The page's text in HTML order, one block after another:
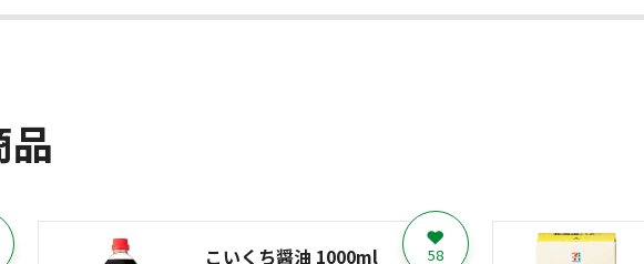
品
こいくち醤油 1000ml 58